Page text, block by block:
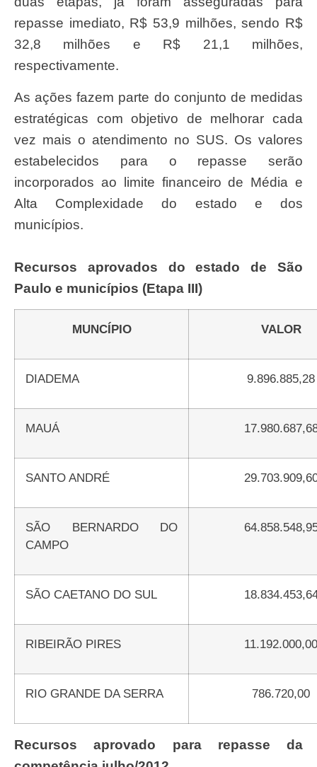
repasse imediato, R$ 53,9 milhões, sendo R$
32,8 milhões e R$ 21,1 milhões,
respectivamente.
As ações fazem parte do conjunto de medidas
estratégicas com objetivo de melhorar cada
vez mais o atendimento no SUS. Os valores
estabelecidos para o repasse serão
incorporados ao limite financeiro de Média e
Alta Complexidade do estado e dos
municípios.
Recursos aprovados do estado de São
Paulo e municípios (Etapa III)
MUNCÍPIO VALOR
DIADEMA 9.896.885,28
MAUÁ
SANTO ANDRÉ
SÃO BERNARDO DO
CAMPO
SÃO CAETANO DO SUL
RIBEIRÃO PIRES 11.192.000,00
RIO GRANDE DA SERRA 786.720,00
Recursos aprovado para repasse da